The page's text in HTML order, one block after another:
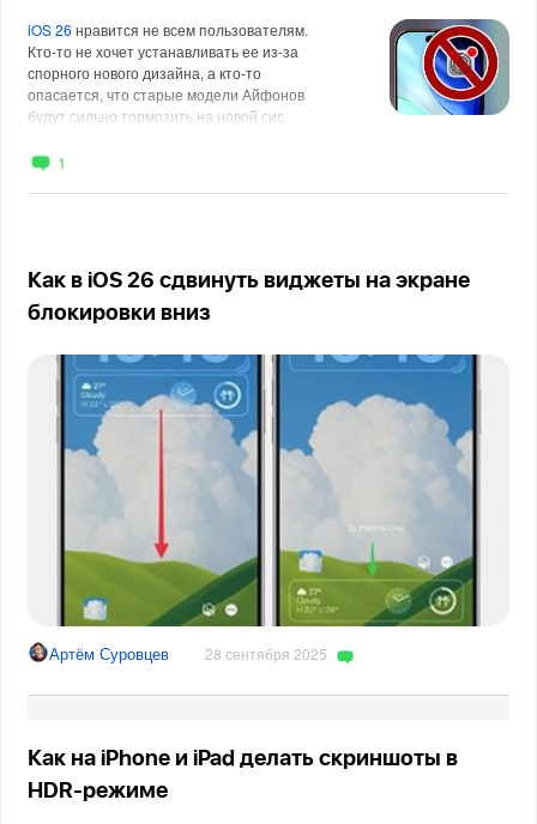
iOS 26 нравится не всем пользователям.
Кто-то не хочет устанавливать ее из-за
спорного нового дизайна, а кто-то
опасается, что старые модели Айфонов
будут сильно тормозить на новой сис
1
Как в iOS 26 сдвинуть виджеты на экране
блокировки вниз
Артём Суровцев 28 сентября 2025
Как на iPhone и iPad делать скриншоты в
HDR-режиме